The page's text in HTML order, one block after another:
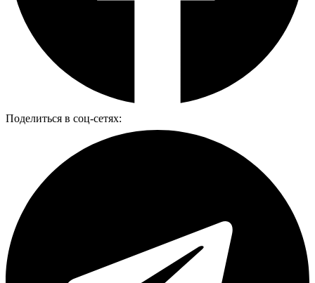
Поделиться в соц-сетях: